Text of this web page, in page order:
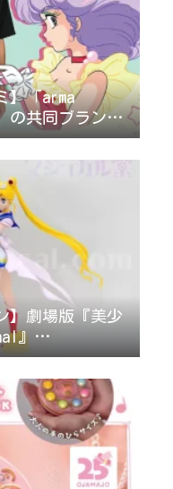
】「arma
共同ブランド
ルアパレル、
】劇場版『美少
』
MOON-［グ
リーズ スーパ
アコレクション